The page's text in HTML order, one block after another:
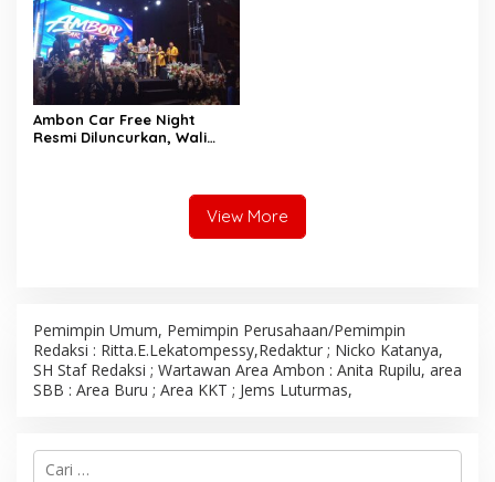
Ambon Car Free Night
Resmi Diluncurkan, Wali
View More
Pemimpin Umum, Pemimpin Perusahaan/Pemimpin
Redaksi : Ritta.E.Lekatompessy,Redaktur ; Nicko Katanya,
SH Staf Redaksi ; Wartawan Area Ambon : Anita Rupilu, area
SBB : Area Buru ; Area KKT ; Jems Luturmas,
C